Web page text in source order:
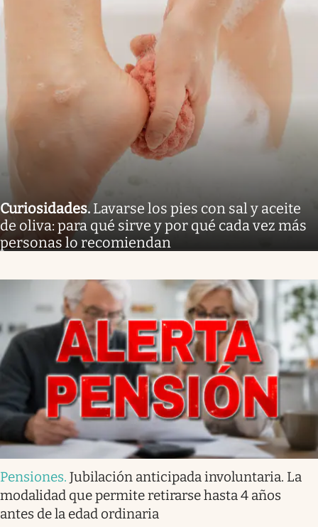
Curiosidades. Lavarse los pies con sal y aceite
de oliva: para qué sirve y por qué cada vez más
personas lo recomiendan
Pensiones. Jubilación anticipada involuntaria. La
modalidad que permite retirarse hasta 4 años
antes de la edad ordinaria